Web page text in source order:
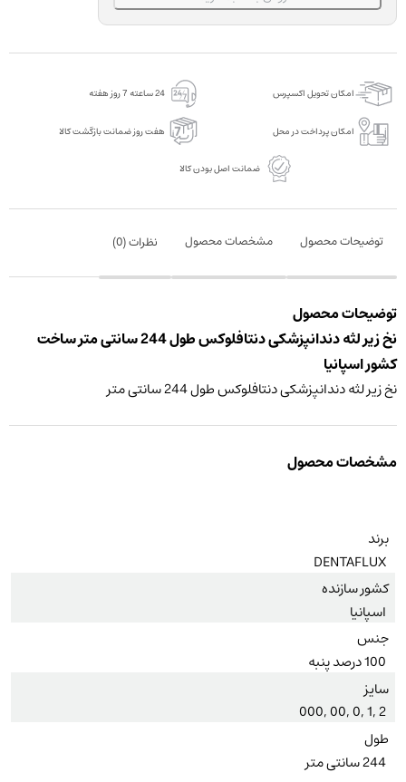
طول
سانتی
امکان تحویل اکسپرس 24 ساعته 7 روز هفته
امکان پرداخت در محل هفت روز ضمانت بازگشت کالا
ضمانت اصل بودن کالا
توضیحات محصول مشخصات محصول نظرات (0
)
توضیحات محصول
نخ زیر لثه دندانپزشکی دنتافلوکس طول 244 سانتی متر ساخت
کشور اسپانیا
نخ زیر لثه دندانپزشکی دنتافلوکس طول 244 سانتی متر
مشخصات محصول
برند
DENTAFLUX
کشور سازنده
اسپانیا
جنس
100 درصد پنبه
سایز
2 ,1 ,0 ,00 ,000
طول
244 سانتی متر